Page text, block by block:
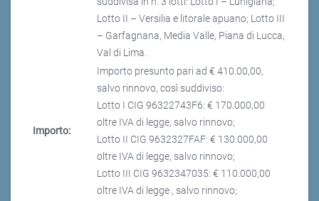
Lotto II – Versilia e litorale apuano; Lotto III
– Garfagnana, Media Valle, Piana di Lucca,
Val di Lima.
Importo:
Importo presunto pari ad € 410.00,00,
salvo rinnovo, così suddiviso:
Lotto I CIG 96322743F6: € 170.000,00
oltre IVA di legge, salvo rinnovo;
Lotto II CIG 9632327FAF: € 130.000,00
oltre IVA di legge, salvo rinnovo;
Lotto III CIG 9632347035: € 110.000,00
oltre IVA di legge , salvo rinnovo;